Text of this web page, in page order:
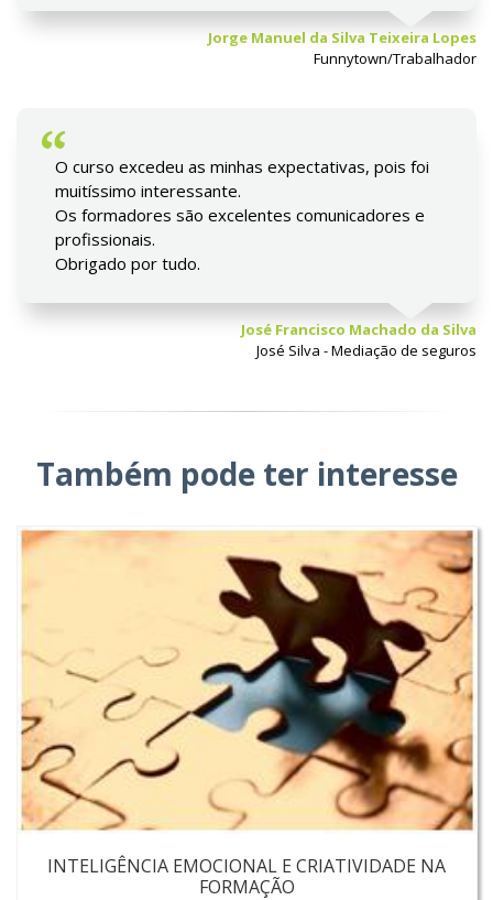
Jorge Manuel da Silva Teixeira Lopes
Funnytown/Trabalhador
O curso excedeu as minhas expectativas, pois foi
muitíssimo interessante.
Os formadores são excelentes comunicadores e
profissionais.
Obrigado por tudo.
José Francisco Machado da Silva
José Silva - Mediação de seguros
Também pode ter interesse
INTELIGÊNCIA EMOCIONAL E CRIATIVIDADE NA
FORMAÇÃO